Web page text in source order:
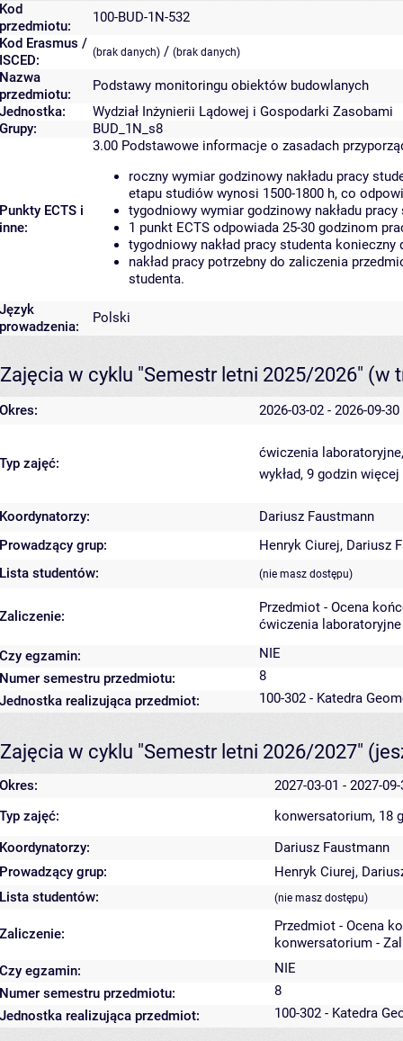
Kod
przedmiotu:
100-BUD-1N-532
Kod Erasmus /
ISCED:
(brak danych) / (brak danych)
Nazwa
przedmiotu:
Podstawy monitoringu obiektów budowlanych
Jednostka:
Wydział Inżynierii Lądowej i Gospodarki Zasobami
Grupy:
BUD_1N_s8
Punkty ECTS i
inne:
3.00 Podstawowe informacje o zasadach
roczny wymiar godzinowy nakładu pracy
etapu studiów wynosi 1500-1800 h, co
tygodniowy wymiar godzinowy nakładu
1 punkt ECTS odpowiada 25-30 godzinom
tygodniowy nakład pracy studenta
nakład pracy potrzebny do zaliczenia
studenta.
Język
prowadzenia:
Polski
Zajęcia w cyklu "Semestr letni 2025/2026" (w
Okres: 2026-03-02 - 2026-09-30
Typ zajęć:
ćwiczenia
wykład, 9 godzin
Koordynatorzy:
Dariusz Faustmann
Prowadzący grup:
Henryk Ciurej, Dariusz
Lista studentów:
(nie masz dostępu)
Zaliczenie:
Przedmiot - Ocena
ćwiczenia
Czy egzamin:
NIE
Numer semestru przedmiotu:
8
Jednostka realizująca przedmiot:
100-302 - Katedra
Zajęcia w cyklu "Semestr letni 2026/2027"
Okres:
2027-03-01 - 2027-
Typ zajęć:
konwersatorium, 18
Koordynatorzy:
Dariusz Faustmann
Prowadzący grup:
Henryk Ciurej,
Lista studentów:
(nie masz dostępu)
Zaliczenie:
Przedmiot - Ocena
konwersatorium -
Czy egzamin:
NIE
Numer semestru przedmiotu:
8
Jednostka realizująca przedmiot:
100-302 - Katedra